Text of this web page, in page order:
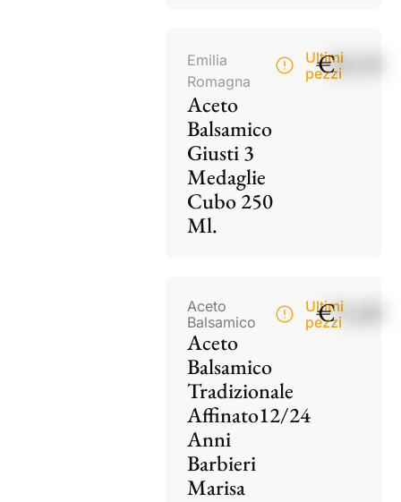
Emilia
Romagna
Aceto
Balsamico
Giusti 3
Medaglie
Cubo 250
Ml.
Ultimi
pezzi
€28,50
Aceto
Balsamico
Aceto
Balsamico
Tradizionale
Affinato12/24
Anni
Barbieri
Marisa
Ultimi
pezzi
€75,00